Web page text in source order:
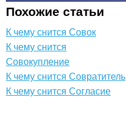
Похожие статьи
К чему снится Совок
К чему снится
Совокупление
К чему снится Совратитель
К чему снится Согласие